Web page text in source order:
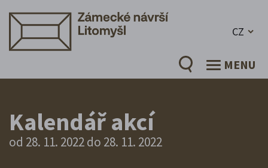
CZ
MENU
Kalendář akcí
od 28. 11. 2022 do 28. 11. 2022